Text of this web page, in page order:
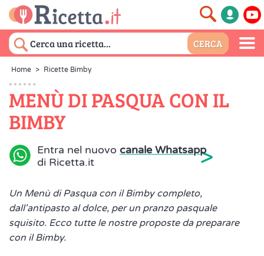
Home > Ricette Bimby
MENÙ DI PASQUA CON IL
BIMBY
Entra nel nuovo canale Whatsapp
di Ricetta.it
>
Un Menù di Pasqua con il Bimby completo,
dall'antipasto al dolce, per un pranzo pasquale
squisito. Ecco tutte le nostre proposte da preparare
con il Bimby.